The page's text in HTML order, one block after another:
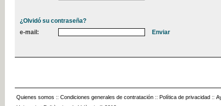
¿Olvidó su contraseña?
e-mail:
Quienes somos :: Condiciones generales de contratación :: Política de privacidad ::